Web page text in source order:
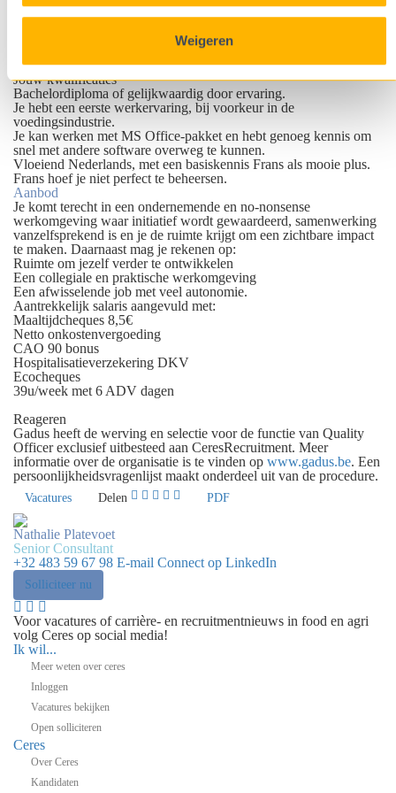
Weigeren
Nauwkeurig en kwaliteitsbewust:Heeft oog voor detail, werkt
precies en kan goed prioriteiten stellen.
Procedureel denken en handelen:Werkt methodisch en
nauwkeurig, volgt procedures consequent en hecht veel belang
aan zorgvuldige afwerking.
Jouw kwalificaties
Bachelordiploma of gelijkwaardig door ervaring.
Je hebt een eerste werkervaring, bij voorkeur in de
voedingsindustrie.
Je kan werken met MS Office-pakket en hebt genoeg kennis om
snel met andere software overweg te kunnen.
Vloeiend Nederlands, met een basiskennis Frans als mooie plus.
Frans hoef je niet perfect te beheersen.
Aanbod
Je komt terecht in een ondernemende en no-nonsense
werkomgeving waar initiatief wordt gewaardeerd, samenwerking
vanzelfsprekend is en je de ruimte krijgt om een zichtbare impact
te maken. Daarnaast mag je rekenen op:
Ruimte om jezelf verder te ontwikkelen
Een collegiale en praktische werkomgeving
Een afwisselende job met veel autonomie.
Aantrekkelijk salaris aangevuld met:
Maaltijdcheques 8,5€
Netto onkostenvergoeding
CAO 90 bonus
Hospitalisatieverzekering DKV
Ecocheques
39u/week met 6 ADV dagen
Reageren
Gadus heeft de werving en selectie voor de functie van Quality
Officer exclusief uitbesteed aan CeresRecruitment. Meer
informatie over de organisatie is te vinden op www.gadus.be. Een
persoonlijkheidsvragenlijst maakt onderdeel uit van de procedure.
Vacatures Delen PDF
Nathalie Platevoet
Senior Consultant
+32 483 59 67 98 E-mail Connect op LinkedIn
Solliciteer nu
Voor vacatures of carrière- en recruitmentnieuws in food en agri
volg Ceres op social media!
Ik wil...
Meer weten over ceres
Inloggen
Vacatures bekijken
Open solliciteren
Ceres
Over Ceres
Kandidaten